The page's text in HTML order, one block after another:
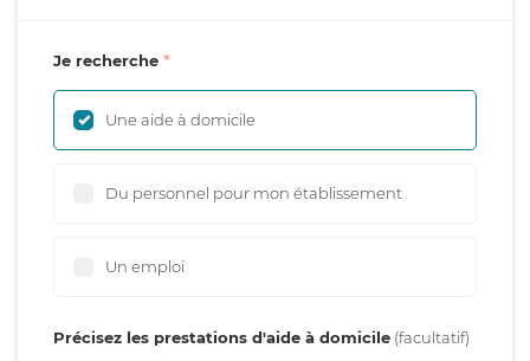
Je recherche
Une aide à domicile
Du personnel pour mon établissement
Un emploi
Précisez les prestations d'aide à domicile